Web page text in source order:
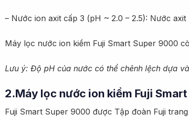
– Nước ion axit cấp 3 (pH ~ 2.0 – 2.5): Nước
Máy lọc nước ion kiềm Fuji Smart Super 9000
Lưu ý: Độ pH của nước có thể chênh lệch dựa
2.Máy lọc nước ion kiềm Fuji
Fuji Smart Super 9000 được Tập đoàn Fuji